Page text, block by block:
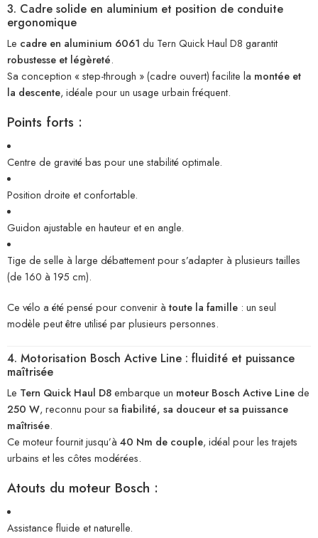
3. Cadre solide en aluminium et position de conduite
ergonomique
Le cadre en aluminium 6061 du Tern Quick Haul D8 garantit
robustesse et légèreté.
Sa conception « step-through » (cadre ouvert) facilite la montée et
la descente, idéale pour un usage urbain fréquent.
Points forts :
Centre de gravité bas pour une stabilité optimale.
Position droite et confortable.
Guidon ajustable en hauteur et en angle.
Tige de selle à large débattement pour s’adapter à plusieurs tailles
(de 160 à 195 cm).
Ce vélo a été pensé pour convenir à toute la famille : un seul
modèle peut être utilisé par plusieurs personnes.
4. Motorisation Bosch Active Line : fluidité et puissance
maîtrisée
Le Tern Quick Haul D8embarque un moteur Bosch Active Linede
250 W, reconnu pour sa fiabilité, sa douceur et sa puissance
maîtrisée.
Ce moteur fournit jusqu’à 40 Nm de couple, idéal pour les trajets
urbains et les côtes modérées.
Atouts du moteur Bosch :
Assistance fluide et naturelle.